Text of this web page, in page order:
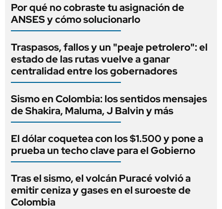
Por qué no cobraste tu asignación de
ANSES y cómo solucionarlo
Traspasos, fallos y un "peaje petrolero": el
estado de las rutas vuelve a ganar
centralidad entre los gobernadores
Sismo en Colombia: los sentidos mensajes
de Shakira, Maluma, J Balvin y más
El dólar coquetea con los $1.500 y pone a
prueba un techo clave para el Gobierno
Tras el sismo, el volcán Puracé volvió a
emitir ceniza y gases en el suroeste de
Colombia